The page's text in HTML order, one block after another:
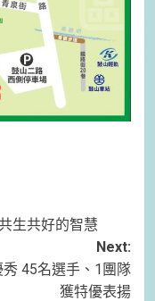
生共好的智慧
Next:
45名選手、1團隊
獲特優表揚